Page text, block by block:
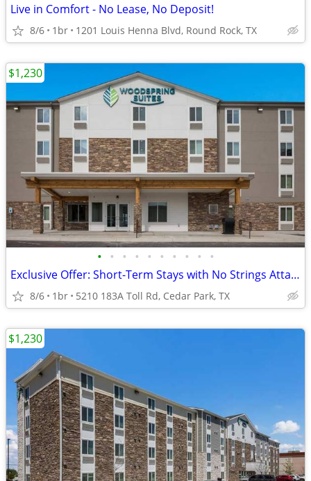
Live in Comfort - No Lease, No Deposit!
8/6 1br 1201 Louis Henna Blvd, Round Rock, TX
• • • • • • • • • •
Exclusive Offer: Short-Term Stays with No Strings Attached!
8/6 1br 5210 183A Toll Rd, Cedar Park, TX
$1,230
$1,230